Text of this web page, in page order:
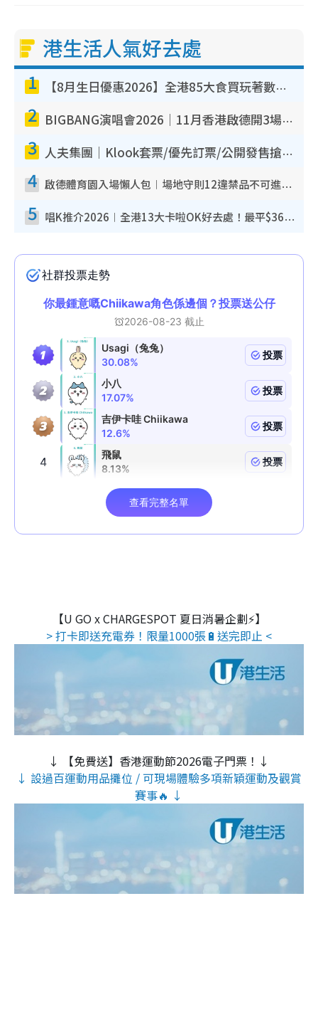
港生活人氣好去處
1 【8月生日優惠2026】全港85大食買玩著數攻略 自助餐/火鍋放題同行免費＋誠品/DONKI送現金券
2 BIGBANG演唱會2026｜11月香港啟德開3場！實名制VIP申請、優先購票攻略
3 人夫集團｜Klook套票/優先訂票/公開發售搶飛攻略！附票價.購票連結.場地座位表
4 啟德體育園入場懶人包︱場地守則12違禁品不可進場准帶細水樽但全場禁樽蓋！應援牌有限制！
5 唱K推介2026︱全港13大卡啦OK好去處！最平$36起 日文K都有！(附地址+收費詳情)
【U GO x CHARGESPOT 夏日消暑企劃⚡】
> 打卡即送充電券！限量1000張🔋送完即止 <
↓ 【免費送】香港運動節2026電子門票！↓
↓ 設過百運動用品攤位 / 可現場體驗多項新穎運動及觀賞
賽事🔥 ↓